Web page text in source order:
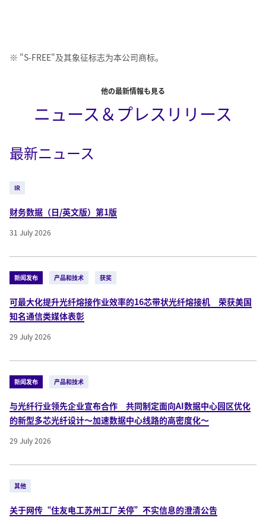
※ "S-FREE"及其象征标志为本公司商标。
他の最新情報も見る
ニュース＆プレスリリース
最新ニュース
IR
财务数据（日/英文版）第1版
31 July 2026
新闻发布 产品和技术 获奖
可最大化提升光纤熔接作业效率的16芯带状光纤熔接机 荣获美国
知名通信类媒体表彰
29 July 2026
新闻发布 产品和技术
与光纤行业领先企业宣布合作 共同制定面向AI数据中心园区优化
的新型多芯光纤设计～加速数据中心线路的高密度化～
29 July 2026
其他
关于网传“住友电工苏州工厂关停”不实信息的澄清公告